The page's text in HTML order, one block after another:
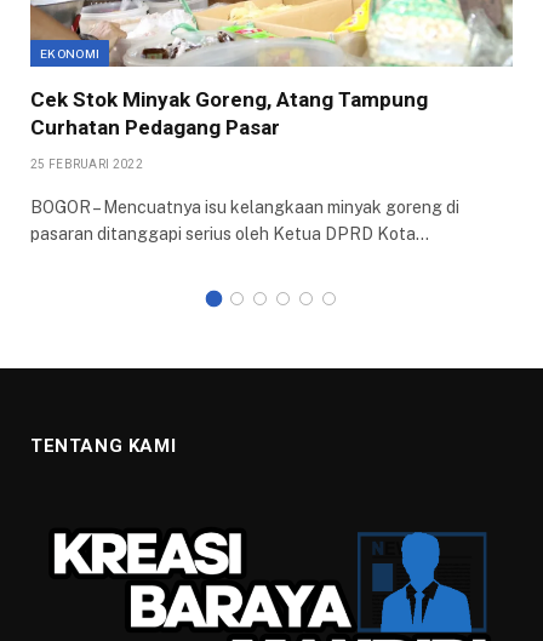
EKONOMI
Cek Stok Minyak Goreng, Atang Tampung
Curhatan Pedagang Pasar
25 FEBRUARI 2022
BOGOR – Mencuatnya isu kelangkaan minyak goreng di
pasaran ditanggapi serius oleh Ketua DPRD Kota…
TENTANG KAMI